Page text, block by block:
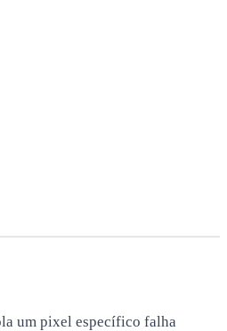
um pixel específico falha